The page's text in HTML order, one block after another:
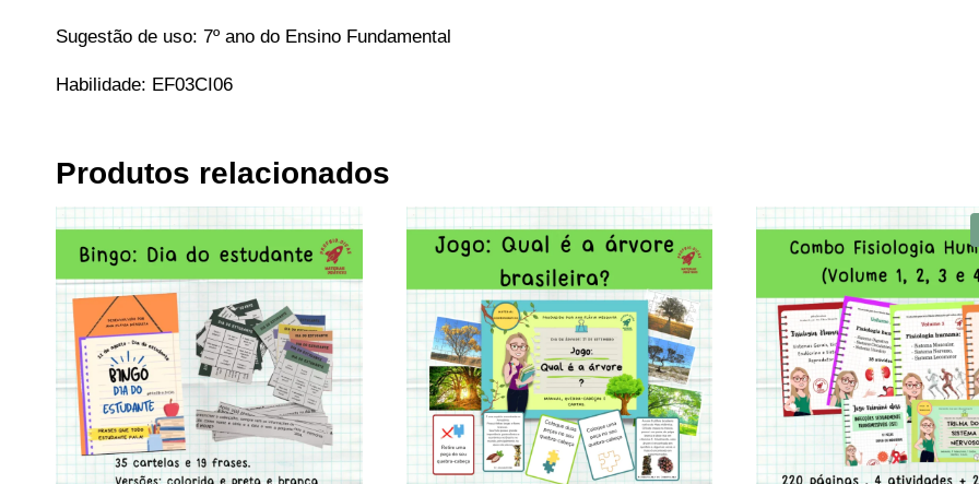
Sugestão de uso: 7º ano do Ensino Fundamental
Habilidade: EF03CI06
Produtos relacionados